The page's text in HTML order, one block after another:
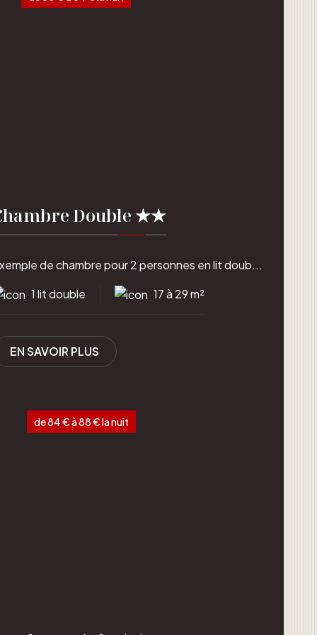
Double ★★
de chambre pour 2 personnes en lit doub...
1 lit double
17 à 29 m²
EN SAVOIR PLUS
de 84 € à 88 € la nuit